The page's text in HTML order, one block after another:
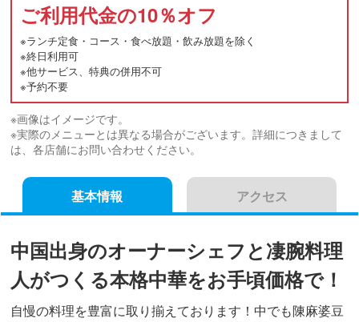
ご利用代金の10％オフ
※ランチ定食・コース・食べ放題・飲み放題を除く
※終日利用可
※他サービス、特典の併用不可
※予約不要
※画像はイメージです。
※実際のメニューとは異なる場合がございます。詳細につきまして
は、各店舗にお問い合わせください。
基本情報 アクセス
中国出身のオーナーシェフと凄腕料理
人がつくる本格中華をお手頃価格で！
自慢の料理を豊富に取り揃えております！中でも陳麻婆豆